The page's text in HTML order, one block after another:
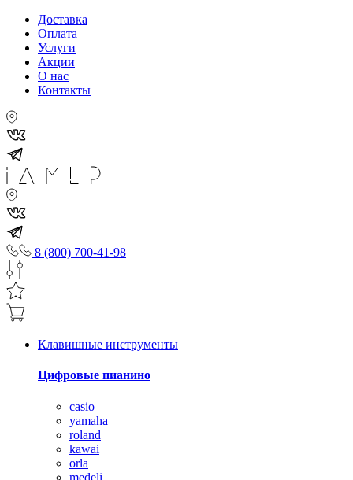
Доставка
Оплата
Услуги
Акции
О нас
Контакты
8 (800) 700-41-98
Клавишные инструменты
Цифровые пианино
casio
yamaha
roland
kawai
orla
medeli